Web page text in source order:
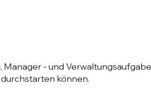
- und
können.